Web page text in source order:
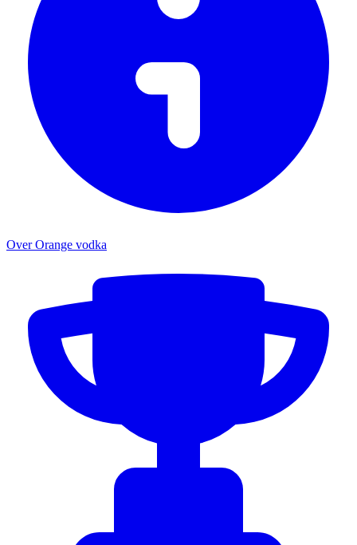
Over Orange vodka